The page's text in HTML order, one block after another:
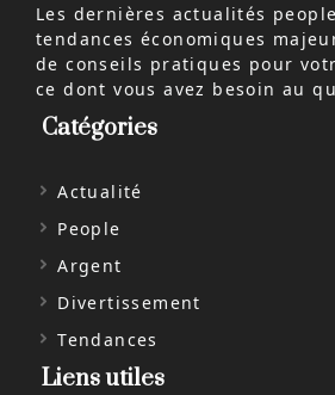
Les dernières actualités
tendances économiques
de conseils pratiques pour
ce dont vous avez besoin au
Catégories
Actualité
People
Argent
Divertissement
Tendances
Liens utiles